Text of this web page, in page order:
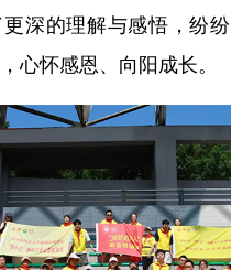
深的理解与感悟，纷
心怀感恩、向阳成长。